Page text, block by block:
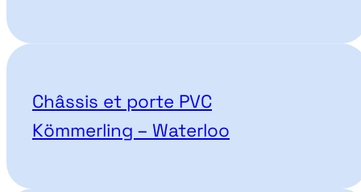
Châssis et porte PVC
Kömmerling – Waterloo